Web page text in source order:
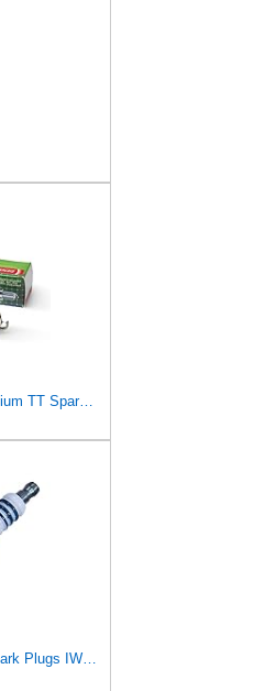
Denso (4709) IW20TT Iridium TT Spark Plug, (Pack of 1)